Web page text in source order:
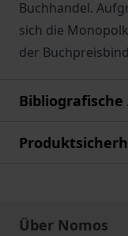
Buchhandel.
sich die
der
Bibliografische
Über Nomos